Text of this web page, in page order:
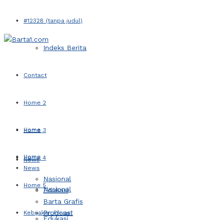
#12328 (tanpa judul)
Indeks Berita
Contact
Home 2
Home 3
Home 4
Home 5
Kebijakan Privasi
Home
News
Nasional
Home
News
Nasional
Edukasi
Barta Grafis
Prodcast